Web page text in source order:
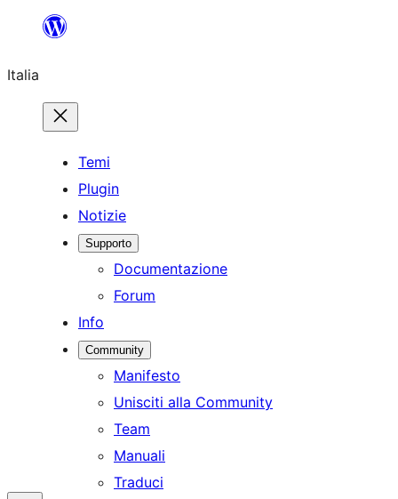
contenuto
Italia
Temi
Plugin
Notizie
Supporto
Documentazione
Forum
Info
Community
Manifesto
Unisciti alla Community
Team
Manuali
Traduci